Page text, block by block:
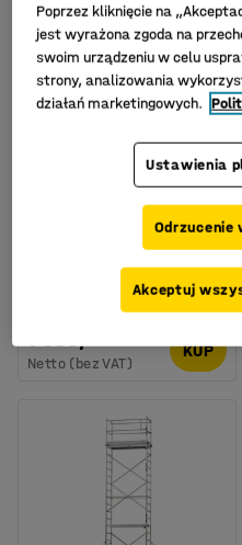
Drabina teleskopowa
VERTEX, 12 stopni, 3800
1 599,-
Netto (bez VAT)
KUP
Poprzez kliknięcie na
jest wyrażona zgoda na
swoim urządzeniu w celu
strony, analizowania
działań marketingowych.
Ustawienia
Akceptuj